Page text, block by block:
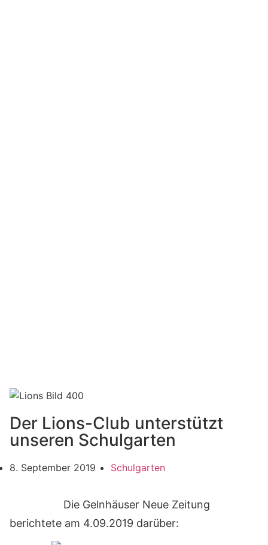
Der Lions-Club unterstützt
unseren Schulgarten
8. September 2019 Schulgarten
Die Gelnhäuser Neue Zeitung
berichtete am 4.09.2019 darüber: